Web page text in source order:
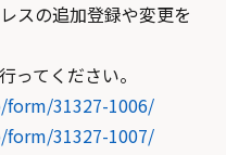
スの追加登録や変更を
ってください。
31327-1006/
31327-1007/